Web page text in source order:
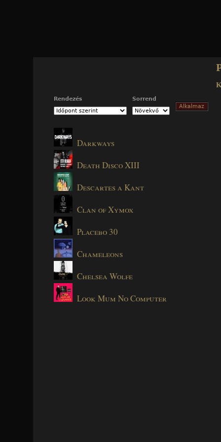
Rendezés Sorrend
Darkways
Death Disco XIII
Descartes a Kant
Clan of Xymox
Placebo 30
Chameleons
Chelsea Wolfe
Look Mum No Computer